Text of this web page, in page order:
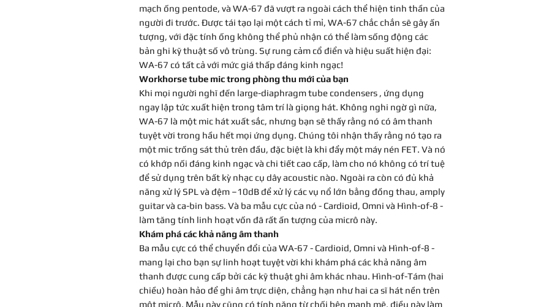
mạch ống pentode, và WA-67 đã vượt ra ngoài cách thể hiện tinh thần của
người đi trước. Được tái tạo lại một cách tỉ mỉ, WA-67 chắc chắn sẽ gây ấn
tượng, với đặc tính ống không thể phủ nhận có thể làm sống động các
bản ghi kỹ thuật số vô trùng. Sự rung cảm cổ điển và hiệu suất hiện đại:
WA-67 có tất cả với mức giá thấp đáng kinh ngạc!
Workhorse tube mic trong phòng thu mới của bạn
Khi mọi người nghĩ đến large-diaphragm tube condensers , ứng dụng
ngay lập tức xuất hiện trong tâm trí là giọng hát. Không nghi ngờ gì nữa,
WA-67 là một mic hát xuất sắc, nhưng bạn sẽ thấy rằng nó có âm thanh
tuyệt vời trong hầu hết mọi ứng dụng. Chúng tôi nhận thấy rằng nó tạo ra
một mic trống sát thủ trên đầu, đặc biệt là khi đẩy một máy nén FET. Và nó
có khớp nối đáng kinh ngạc và chi tiết cao cấp, làm cho nó không có trí tuệ
để sử dụng trên bất kỳ nhạc cụ dây acoustic nào. Ngoài ra còn có đủ khả
năng xử lý SPL và đệm –10dB để xử lý các vụ nổ lớn bằng đồng thau, amply
guitar và ca-bin bass. Và ba mẫu cực của nó - Cardioid, Omni và Hình-of-8 -
làm tăng tính linh hoạt vốn đã rất ấn tượng của micrô này.
Khám phá các khả năng âm thanh
Ba mẫu cực có thể chuyển đổi của WA-67 - Cardioid, Omni và Hình-of-8 -
mang lại cho bạn sự linh hoạt tuyệt vời khi khám phá các khả năng âm
thanh được cung cấp bởi các kỹ thuật ghi âm khác nhau. Hình-of-Tám (hai
chiều) hoàn hảo để ghi âm trực diện, chẳng hạn như hai ca sĩ hát nền trên
một micrô. Mẫu này cũng có tính năng từ chối bên mạnh mẽ, điều này làm